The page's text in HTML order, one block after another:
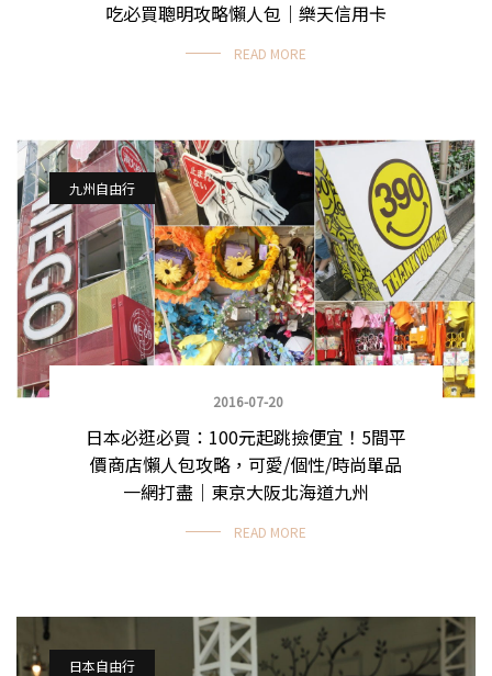
吃必買聰明攻略懶人包｜樂天信用卡
READ MORE
九州自由行
2016-07-20
日本必逛必買：100元起跳撿便宜！5間平
價商店懶人包攻略，可愛/個性/時尚單品
一網打盡｜東京大阪北海道九州
READ MORE
日本自由行